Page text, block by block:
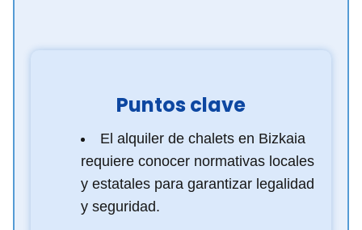
Puntos clave
El alquiler de chalets en Bizkaia
requiere conocer normativas locales
y estatales para garantizar legalidad
y seguridad.